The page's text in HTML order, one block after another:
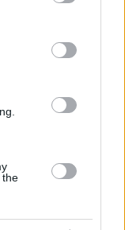
party tags to
in below Google
the
Ο
οστά - Έπινα 4
κάθε 15 λεπτά